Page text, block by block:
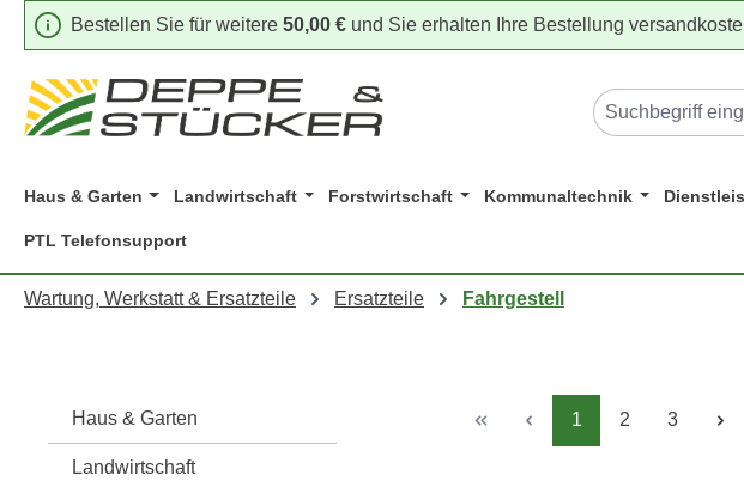
Hauptinhalt springen
Zur Suche springen
Zur Hauptnavigation springen
Bestellen Sie für weitere 50,00 € und Sie erhalten Ihre Bestellung
Haus & Garten Landwirtschaft Forstwirtschaft Kommunaltechnik
PTL Telefonsupport
Wartung, Werkstatt & Ersatzteile Ersatzteile Fahrgestell
Haus & Garten
Landwirtschaft
Seite
1 Seite
2 Seite
3